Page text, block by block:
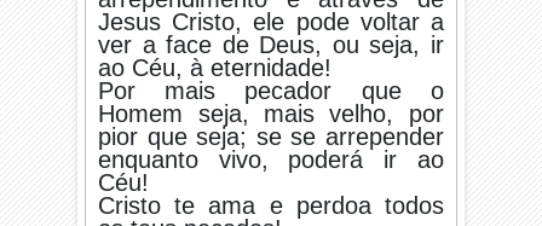
Jesus Cristo, ele pode voltar a
ver a face de Deus, ou seja, ir
ao Céu, à eternidade!
Por mais pecador que o
Homem seja, mais velho, por
pior que seja; se se arrepender
enquanto vivo, poderá ir ao
Céu!
Cristo te ama e perdoa todos